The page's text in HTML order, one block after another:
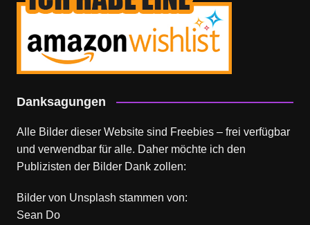
Danksagungen
Alle Bilder dieser Website sind Freebies – frei verfügbar
und verwendbar für alle. Daher möchte ich den
Publizisten der Bilder Dank zollen:
Bilder von Unsplash stammen von:
Sean Do